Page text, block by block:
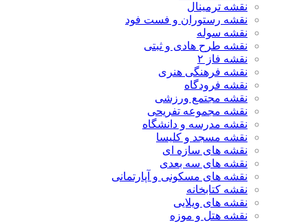
نقشه ترمینال
نقشه رستوران و فست فود
نقشه سوله
نقشه طرح هادی و ثبتی
نقشه فاز ۲
نقشه فرهنگی هنری
نقشه فرودگاه
نقشه مجتمع ورزشی
نقشه مجموعه تفریحی
نقشه مدرسه و دانشگاه
نقشه مسجد و کلیسا
نقشه های سازه ای
نقشه های سه بعدی
نقشه های مسکونی و آپارتمانی
نقشه کتابخانه
نقشه های ویلایی
نقشه هتل و موزه